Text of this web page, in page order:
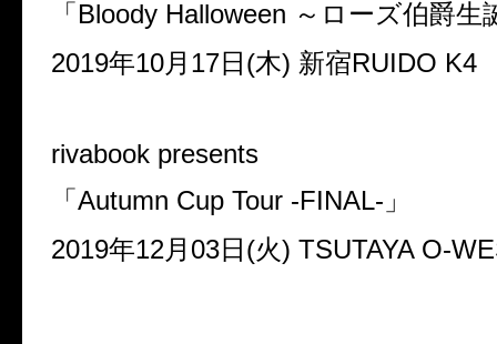
「 Bloody Halloween ～ローズ伯爵生
2019年10月 17日 (木) 新宿RUIDO K4
rivabook presents
「 Autumn Cup Tour -FINAL- 」
2019年12月 03日 (火) TSUTAYA O-